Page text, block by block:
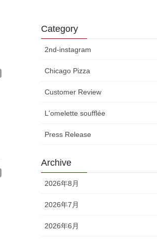
Category
2nd-instagram
Chicago Pizza
Customer Review
L'omelette soufflée
Press Release
Archive
2026年8月
2026年7月
2026年6月